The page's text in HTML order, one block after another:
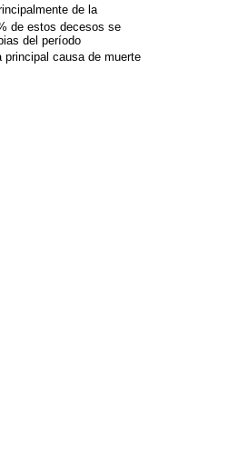
de la
de estos decesos se
del período
principal causa de muerte